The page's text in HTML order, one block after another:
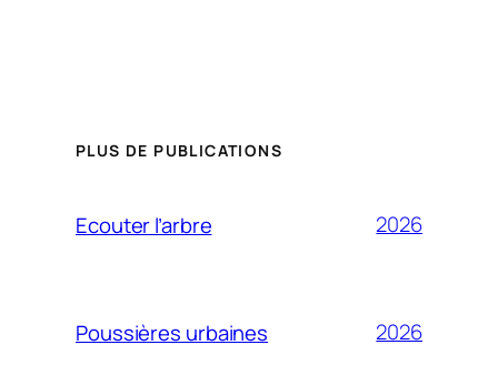
PLUS DE PUBLICATIONS
Ecouter l’arbre 2026
Poussières urbaines 2026